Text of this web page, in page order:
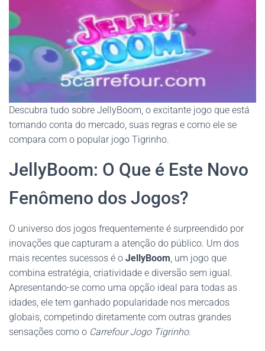
Descubra tudo sobre JellyBoom, o excitante jogo que está
tomando conta do mercado, suas regras e como ele se
compara com o popular jogo Tigrinho.
JellyBoom: O Que é Este Novo
Fenômeno dos Jogos?
O universo dos jogos frequentemente é surpreendido por
inovações que capturam a atenção do público. Um dos
mais recentes sucessos é o JellyBoom, um jogo que
combina estratégia, criatividade e diversão sem igual.
Apresentando-se como uma opção ideal para todas as
idades, ele tem ganhado popularidade nos mercados
globais, competindo diretamente com outras grandes
sensações como o Carrefour Jogo Tigrinho.